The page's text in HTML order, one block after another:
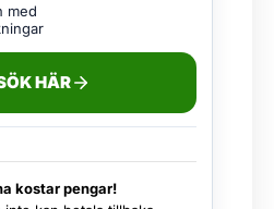
med
HÄR
kostar pengar!